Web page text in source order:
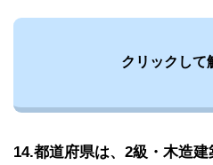
クリックして
14.都道府県は、2級・木造